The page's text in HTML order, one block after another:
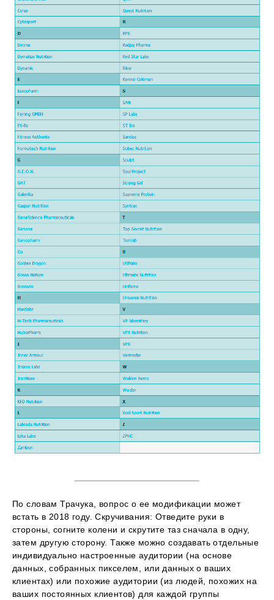
По словам Трачука, вопрос о ее модификации может
встать в 2018 году. Скручивания: Отведите руки в
стороны, согните колени и скрутите таз сначала в одну,
затем другую сторону. Также можно создавать отдельные
индивидуально настроенные аудитории (на основе
данных, собранных пикселем, или данных о ваших
клиентах) или похожие аудитории (из людей, похожих на
ваших постоянных клиентов) для каждой группы